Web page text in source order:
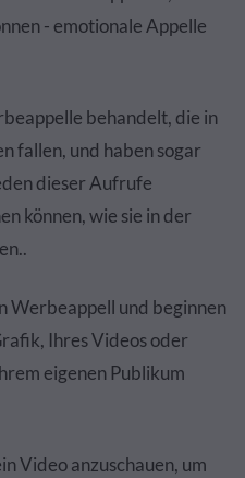
- emotionale Appelle
behandelt, die in
fallen, und haben sogar
dieser Aufrufe
können, wie sie in der
Werbeappell und beginnen
Ihres Videos oder
eigenen Publikum
Video anzuschauen, um